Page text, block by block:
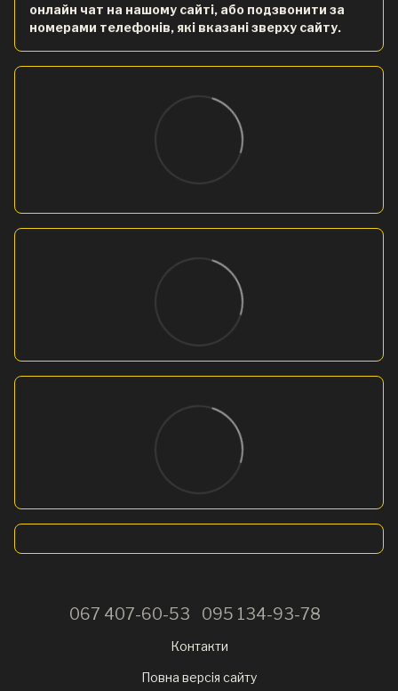
онлайн чат на нашому сайті, або подзвонити за
номерами телефонів, які вказані зверху сайту.
067 407-60-53 095 134-93-78
Контакти
Повна версія сайту